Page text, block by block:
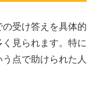
受け答えを具体的
見られます。特に
点で助けられた人